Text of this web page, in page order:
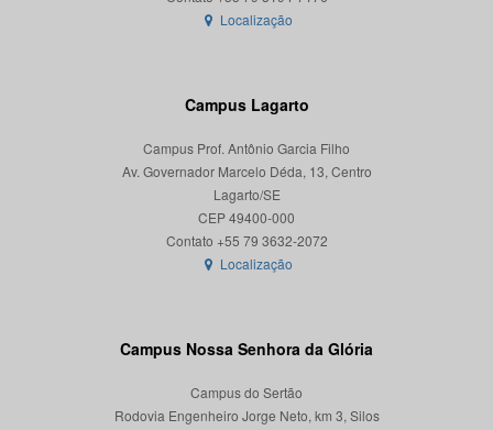
Localização
Campus Lagarto
Campus Prof. Antônio Garcia Filho
Av. Governador Marcelo Déda, 13, Centro
Lagarto/SE
CEP 49400-000
Localização
Campus Nossa Senhora da Glória
Campus do Sertão
Rodovia Engenheiro Jorge Neto, km 3, Silos